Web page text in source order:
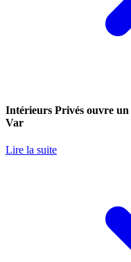
Intérieurs Privés ouvre un
Var
Lire la suite